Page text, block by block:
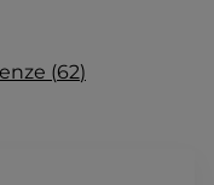
62